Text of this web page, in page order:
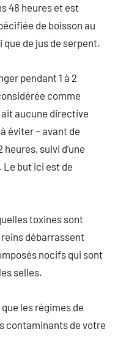
48 heures et est
de boisson au
de jus de serpent.
pendant 1 à 2
comme
ait aucune directive
éviter – avant de
suivi d’une
Le but ici est de
toxines sont
débarrassent
nocifs qui sont
selles.
les régimes de
contaminants de votre